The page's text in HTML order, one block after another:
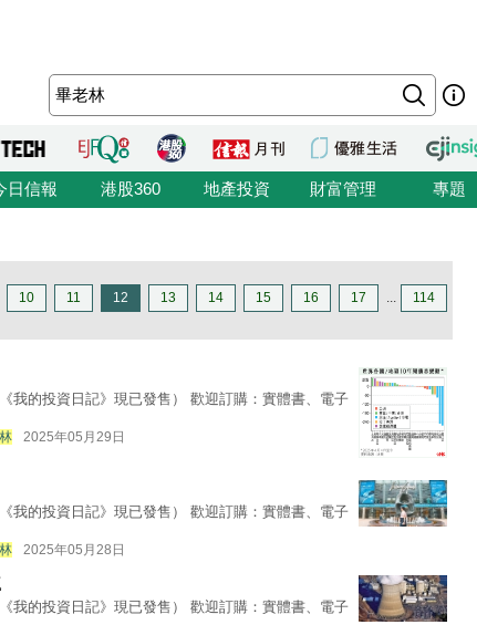
日信報 港股360 地產投資 財富管理 專題
10 11 12 13 14 15 16 17 ... 114
我的投資日記》現已發售） 歡迎訂購：實體書、電子
2025年05月29日
我的投資日記》現已發售） 歡迎訂購：實體書、電子
2025年05月28日
我的投資日記》現已發售） 歡迎訂購：實體書、電子